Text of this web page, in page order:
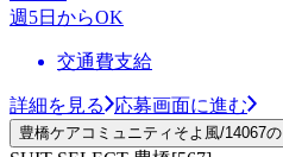
週5日からOK
交通費支給
詳細を見る 応募画面に進む
豊橋ケアコミュニティそよ風/14067